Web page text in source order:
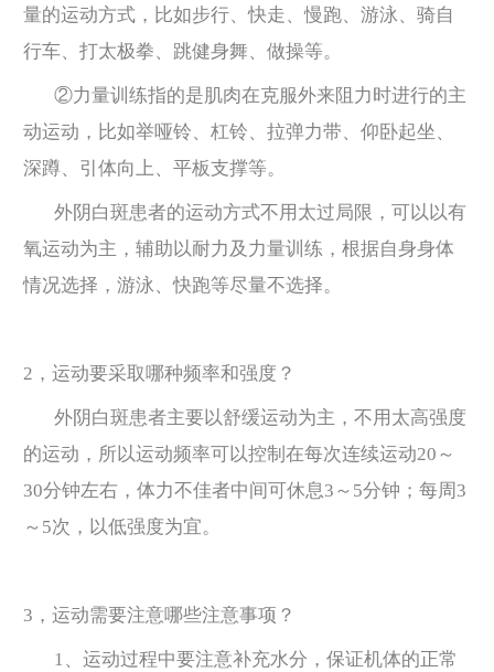
量的运动方式，比如步行、快走、慢跑、游泳、骑自
行车、打太极拳、跳健身舞、做操等。
②力量训练指的是肌肉在克服外来阻力时进行的主
动运动，比如举哑铃、杠铃、拉弹力带、仰卧起坐、
深蹲、引体向上、平板支撑等。
外阴白斑患者的运动方式不用太过局限，可以以有
氧运动为主，辅助以耐力及力量训练，根据自身身体
情况选择，游泳、快跑等尽量不选择。
2，运动要采取哪种频率和强度？
外阴白斑患者主要以舒缓运动为主，不用太高强度
的运动，所以运动频率可以控制在每次连续运动20～
30分钟左右，体力不佳者中间可休息3～5分钟；每周3
～5次，以低强度为宜。
3，运动需要注意哪些注意事项？
1、运动过程中要注意补充水分，保证机体的正常